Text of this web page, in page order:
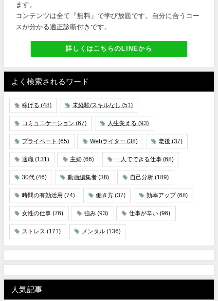
ます。
コンテンツは全て『無料』で学び放題です。自分に合うコー
スが分かる適正診断付きです。
詳しくはこちらのLINEから
よく検索されるワード
稼げる (48) 未経験/スキルなし (51)
コミュニケーション (67) 人生変える (93)
プライベート (65) Webライター (38) 老後 (37)
適職 (131) 主婦 (66) 一人でできる仕事 (68)
30代 (46) 動画編集者 (38) 自己分析 (189)
時間の有効活用 (74) 働き方 (37) 効率アップ(68)
女性の仕事 (76) 強み (93) 仕事が辛い (96)
ストレス (171) メンタル (136)
人気記事